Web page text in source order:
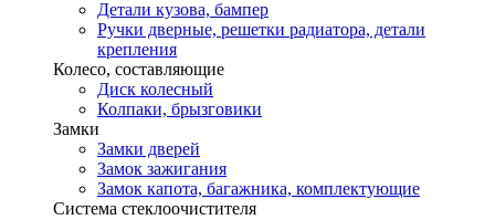
Детали кузова, бампер
Ручки дверные, решетки радиатора, детали
крепления
Колесо, составляющие
Диск колесный
Колпаки, брызговики
Замки
Замки дверей
Замок зажигания
Замок капота, багажника, комплектующие
Система стеклоочистителя